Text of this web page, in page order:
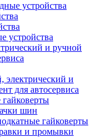
устройства
устройства
и ручной
электрический и
для автосервиса
шин
гайковерты
и промывки